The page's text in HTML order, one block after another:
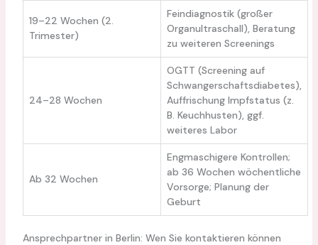
19–22 Wochen (2.
Trimester)
Feindiagnostik (großer
Organultraschall), Beratung
zu weiteren Screenings
24–28 Wochen
OGTT (Screening auf
Schwangerschaftsdiabetes),
Auffrischung Impfstatus (z.
B. Keuchhusten), ggf.
weiteres Labor
Ab 32 Wochen
Engmaschigere Kontrollen;
ab 36 Wochen wöchentliche
Vorsorge; Planung der
Geburt
Ansprechpartner in Berlin: Wen Sie kontaktieren können